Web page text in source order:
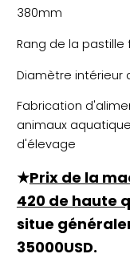
380mm
Rang de la pastille
Diamètre intérieur
Fabrication
animaux
d'élevage
★Prix de la
420 de haute
situe
35000USD.